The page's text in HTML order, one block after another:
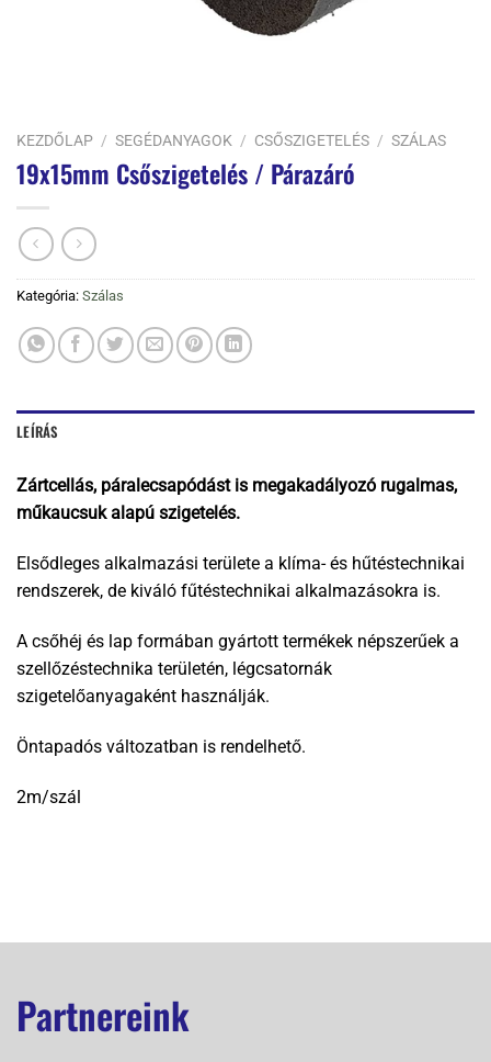
KEZDŐLAP / SEGÉDANYAGOK / CSŐSZIGETELÉS / SZÁLAS
19x15mm Csőszigetelés / Párazáró
Kategória: Szálas
LEÍRÁS
Zártcellás, páralecsapódást is megakadályozó rugalmas,
műkaucsuk alapú szigetelés.
Elsődleges alkalmazási területe a klíma- és hűtéstechnikai
rendszerek, de kiváló fűtéstechnikai alkalmazásokra is.
A csőhéj és lap formában gyártott termékek népszerűek a
szellőzéstechnika területén, légcsatornák
szigetelőanyagaként használják.
Öntapadós változatban is rendelhető.
2m/szál
Partnereink